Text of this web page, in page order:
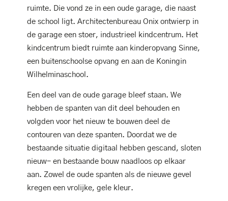
ruimte. Die vond ze in een oude garage, die naast
de school ligt. Architectenbureau Onix ontwierp in
de garage een stoer, industrieel kindcentrum. Het
kindcentrum biedt ruimte aan kinderopvang Sinne,
een buitenschoolse opvang en aan de Koningin
Wilhelminaschool.
Een deel van de oude garage bleef staan. We
hebben de spanten van dit deel behouden en
volgden voor het nieuw te bouwen deel de
contouren van deze spanten. Doordat we de
bestaande situatie digitaal hebben gescand, sloten
nieuw- en bestaande bouw naadloos op elkaar
aan. Zowel de oude spanten als de nieuwe gevel
kregen een vrolijke, gele kleur.